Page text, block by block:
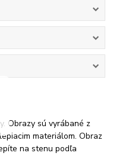
Obrazy sú vyrábané z
materiálom. Obraz
na stenu podľa